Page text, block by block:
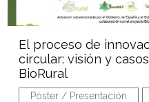
El proceso de
circular: visión y
BioRural
Póster / Presentación